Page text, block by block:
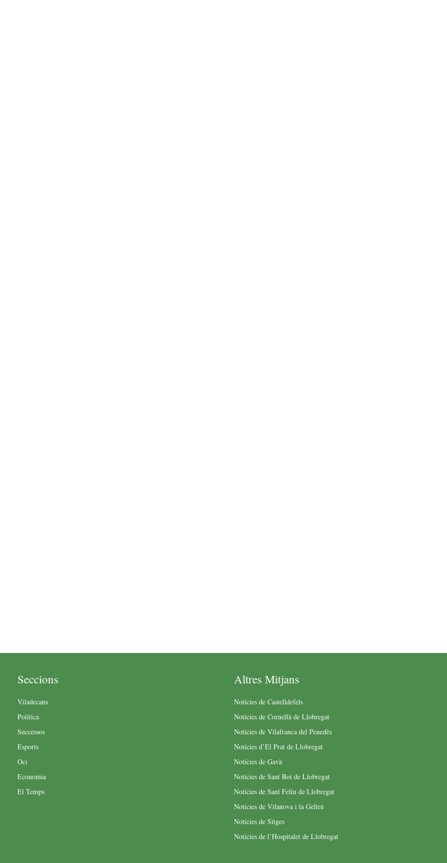
Seccions
Viladecans
Política
Successos
Esports
Oci
Economia
El Temps
Altres Mitjans
Notícies de Castelldefels
Notícies de Cornellà de Llobregat
Notícies de Vilafranca del Penedès
Notícies d’El Prat de Llobregat
Notícies de Gavà
Notícies de Sant Boi de Llobregat
Notícies de Sant Feliu de Llobregat
Notícies de Vilanova i la Geltrú
Notícies de Sitges
Notícies de l’Hospitalet de Llobregat